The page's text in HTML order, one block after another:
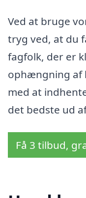
Ved at bruge
tryg ved, at du
fagfolk, der er
ophængning af
med at
det bedste ud
Få 3 tilbud,